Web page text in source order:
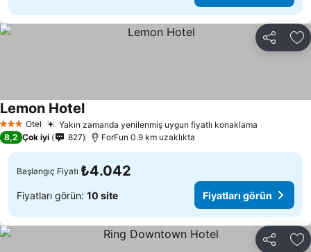
Paylaş
3 YıldızOtel Yakın zamanda yenilenmiş uygun fiyatlı konaklama
Lemon HotelFiyatları görün
8,2 Çok iyi 827 ForFun 0.9 km uzaklıkta
Başlangıç Fiyatı ₺4.042
Fiyatları görün: 10 site Fiyatları görün
Paylaş